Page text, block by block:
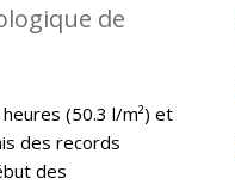
de
(50.3 l/m²) et
des records
des